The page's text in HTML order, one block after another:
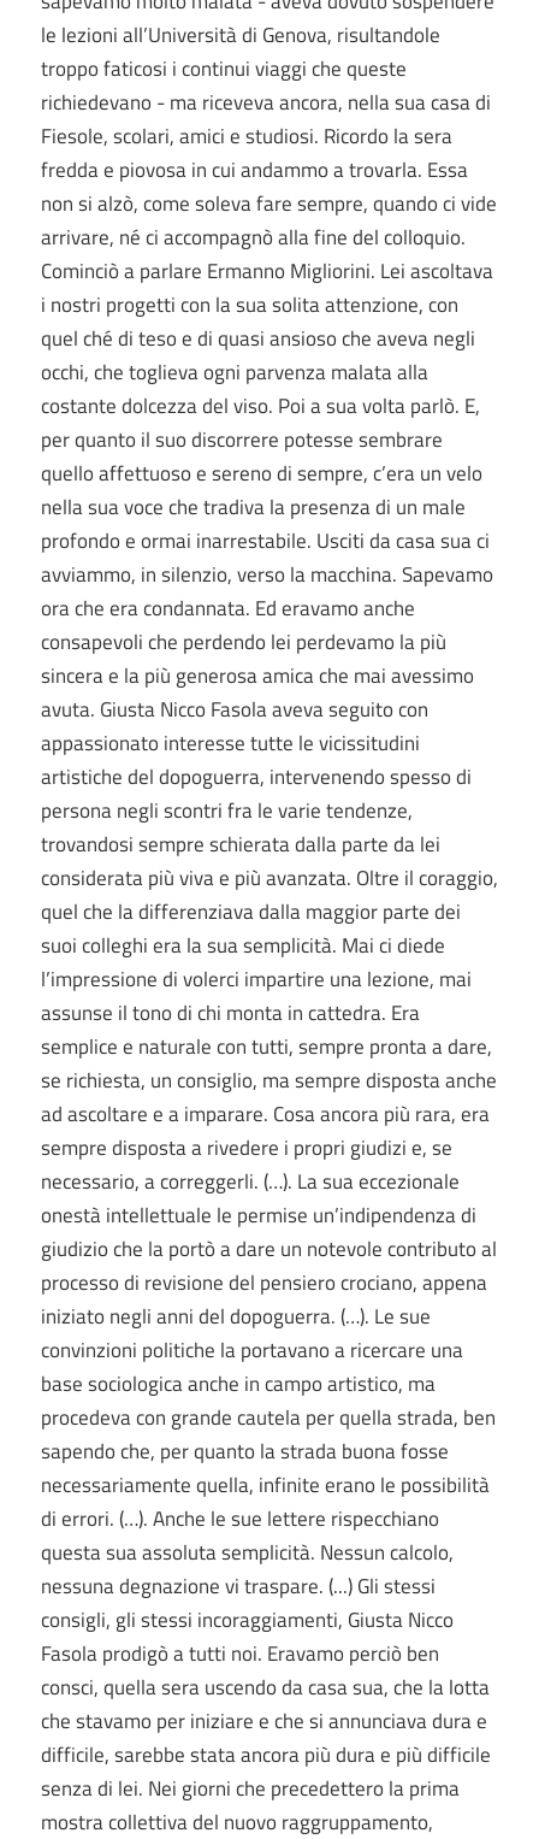
le lezioni all’Università di Genova, risultandole
troppo faticosi i continui viaggi che queste
richiedevano - ma riceveva ancora, nella sua casa di
Fiesole, scolari, amici e studiosi. Ricordo la sera
fredda e piovosa in cui andammo a trovarla. Essa
non si alzò, come soleva fare sempre, quando ci vide
arrivare, né ci accompagnò alla fine del colloquio.
Cominciò a parlare Ermanno Migliorini. Lei ascoltava
i nostri progetti con la sua solita attenzione, con
quel ché di teso e di quasi ansioso che aveva negli
occhi, che toglieva ogni parvenza malata alla
costante dolcezza del viso. Poi a sua volta parlò. E,
per quanto il suo discorrere potesse sembrare
quello affettuoso e sereno di sempre, c’era un velo
nella sua voce che tradiva la presenza di un male
profondo e ormai inarrestabile. Usciti da casa sua ci
avviammo, in silenzio, verso la macchina. Sapevamo
ora che era condannata. Ed eravamo anche
consapevoli che perdendo lei perdevamo la più
sincera e la più generosa amica che mai avessimo
avuta. Giusta Nicco Fasola aveva seguito con
appassionato interesse tutte le vicissitudini
artistiche del dopoguerra, intervenendo spesso di
persona negli scontri fra le varie tendenze,
trovandosi sempre schierata dalla parte da lei
considerata più viva e più avanzata. Oltre il coraggio,
quel che la differenziava dalla maggior parte dei
suoi colleghi era la sua semplicità. Mai ci diede
l’impressione di volerci impartire una lezione, mai
assunse il tono di chi monta in cattedra. Era
semplice e naturale con tutti, sempre pronta a dare,
se richiesta, un consiglio, ma sempre disposta anche
ad ascoltare e a imparare. Cosa ancora più rara, era
sempre disposta a rivedere i propri giudizi e, se
necessario, a correggerli. (…). La sua eccezionale
onestà intellettuale le permise un’indipendenza di
giudizio che la portò a dare un notevole contributo al
processo di revisione del pensiero crociano, appena
iniziato negli anni del dopoguerra. (…). Le sue
convinzioni politiche la portavano a ricercare una
base sociologica anche in campo artistico, ma
procedeva con grande cautela per quella strada, ben
sapendo che, per quanto la strada buona fosse
necessariamente quella, infinite erano le possibilità
di errori. (…). Anche le sue lettere rispecchiano
questa sua assoluta semplicità. Nessun calcolo,
nessuna degnazione vi traspare. (...) Gli stessi
consigli, gli stessi incoraggiamenti, Giusta Nicco
Fasola prodigò a tutti noi. Eravamo perciò ben
consci, quella sera uscendo da casa sua, che la lotta
che stavamo per iniziare e che si annunciava dura e
difficile, sarebbe stata ancora più dura e più difficile
senza di lei. Nei giorni che precedettero la prima
mostra collettiva del nuovo raggruppamento,